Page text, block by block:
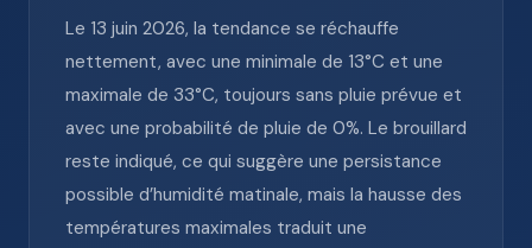
Le 13 juin 2026, la tendance se réchauffe
nettement, avec une minimale de 13°C et une
maximale de 33°C, toujours sans pluie prévue et
avec une probabilité de pluie de 0%. Le brouillard
reste indiqué, ce qui suggère une persistance
possible d’humidité matinale, mais la hausse des
températures maximales traduit une